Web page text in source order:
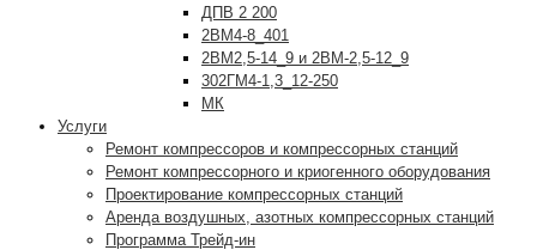
ДПВ 2 200
2ВМ4-8_401
2ВМ2,5-14_9 и 2ВМ-2,5-12_9
302ГМ4-1,3_12-250
МК
Услуги
Ремонт компрессоров и компрессорных станций
Ремонт компрессорного и криогенного оборудования
Проектирование компрессорных станций
Аренда воздушных, азотных компрессорных станций
Программа Трейд-ин